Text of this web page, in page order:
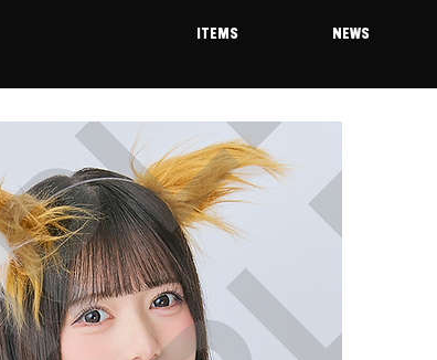
ITEMS NEWS